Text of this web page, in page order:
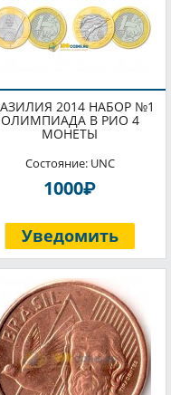
2014 НАБОР №1
ОЛИМПИАДА В РИО 4
МОНЕТЫ
Состояние: UNC
1000P
Уведомить